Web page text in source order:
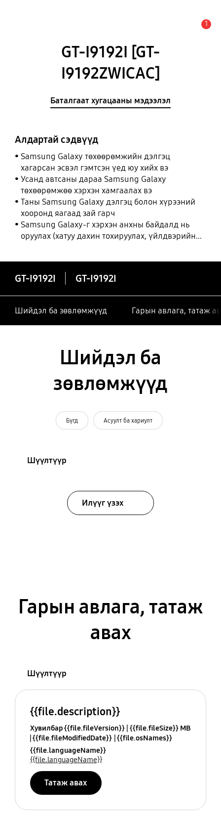
1
GT-I9192I [GT-
I9192ZWICAC]
Баталгаат хугацааны мэдээлэл
Алдартай сэдвүүд
Samsung Galaxy төхөөрөмжийн дэлгэц
хагарсан эсвэл гэмтсэн үед юу хийх вэ
Усанд автсаны дараа Samsung Galaxy
төхөөрөмжөө хэрхэн хамгаалах вэ
Таны Samsung Galaxy дэлгэц болон хүрээний
хооронд яагаад зай гарч
Samsung Galaxy-г хэрхэн анхны байдалд нь
оруулах (хатуу дахин тохируулах, үйлдвэрийн
GT-I9192I GT-I9192I
Шийдэл ба зөвлөмжүүд Гарын авлага, татаж
Шийдэл ба
зөвлөмжүүд
Бүгд Асуулт ба хариулт
Шүүлтүүр
Илүүг үзэх
Гарын авлага, татаж
авах
Шүүлтүүр
{{file.description}}
Хувилбар {{file.fileVersion}} {{file.fileSize}} MB
{{file.fileModifiedDate}} {{file.osNames}}
{{file.languageName}}
{{file.languageName}}
Татаж авах